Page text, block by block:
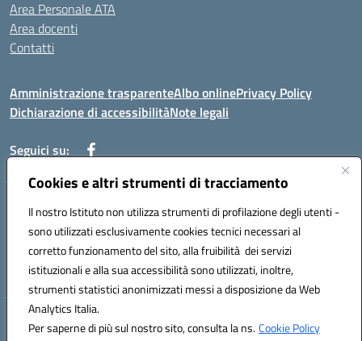
Cookies e altri strumenti di tracciamento
Il nostro Istituto non utilizza strumenti di profilazione degli utenti -
sono utilizzati esclusivamente cookies tecnici necessari al
corretto funzionamento del sito, alla fruibilità dei servizi
istituzionali e alla sua accessibilità sono utilizzati, inoltre,
strumenti statistici anonimizzati messi a disposizione da Web
Analytics Italia.
Per saperne di più sul nostro sito, consulta la ns.Cookie Policy
Area Personale ATA
Area docenti
Contatti
Amministrazione trasparenteAlbo onlinePrivacy Policy
Dichiarazione di accessibilitàNote legali
Seguici su:
Indirizzo: VIA BRECCIAME, 46 - 81024 MADDALONI (CE)
Mail: CEIC8AU001@istruzione.it - Pec: CEIC8AU001@pec.istruzione.it -
Telefono: 0823408721
Meccanografico: CEIC8AU001
Codice fiscale: 93086080616
Hosting & Powered by 3D Solution S.r.l.